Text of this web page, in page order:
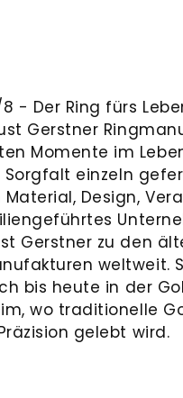
- Der Ring fürs
Gerstner
Momente im
Sorgfalt einzeln
Design,
Gerstner zu den
weltweit.
bis heute in der
wo traditionelle
gelebt wird.